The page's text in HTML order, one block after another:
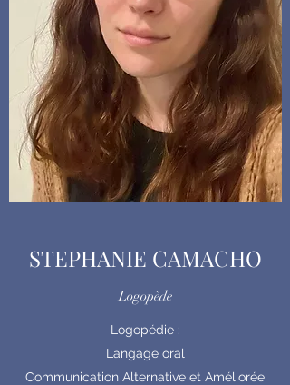
STEPHANIE CAMACHO
Logopède
Logopédie :
Langage oral
Communication Alternative et Améliorée